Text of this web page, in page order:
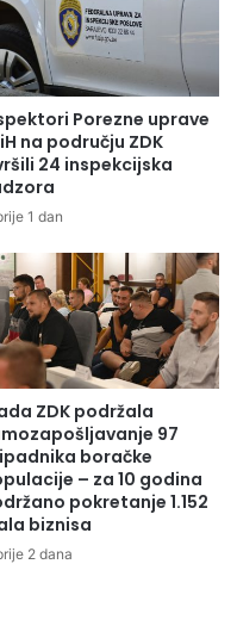
Porezne uprave
na području ZDK
24 inspekcijska
1 dan
ZDK podržala
97
boračke
– za 10 godina
pokretanje 1.152
biznisa
2 dana